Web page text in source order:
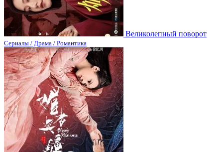
Великолепный поворот
Сериалы / Драма / Романтика